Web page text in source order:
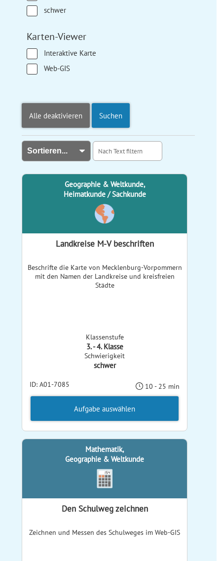
schwer
Karten-Viewer
Interaktive Karte
Web-GIS
Alle deaktivieren Suchen
Geographie & Weltkunde,
Heimatkunde / Sachkunde
Landkreise M-V beschriften
Beschrifte die Karte von Mecklenburg-Vorpommern
mit den Namen der Landkreise und kreisfreien
Städte
Klassenstufe
3. - 4. Klasse
Schwierigkeit
schwer
ID: A01-7085 10 - 25 min
Aufgabe auswählen
Mathematik,
Geographie & Weltkunde
Den Schulweg zeichnen
Zeichnen und Messen des Schulweges im Web-GIS